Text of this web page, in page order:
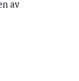
av